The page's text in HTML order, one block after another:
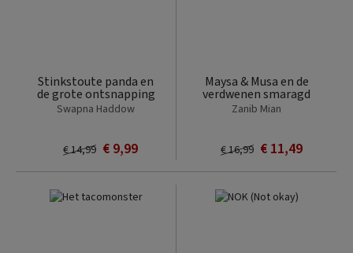
Stinkstoute panda en
de grote ontsnapping
Swapna Haddow
€ 9,99
€ 14,99
Maysa & Musa en de
verdwenen smaragd
Zanib Mian
€ 11,49
€ 16,99